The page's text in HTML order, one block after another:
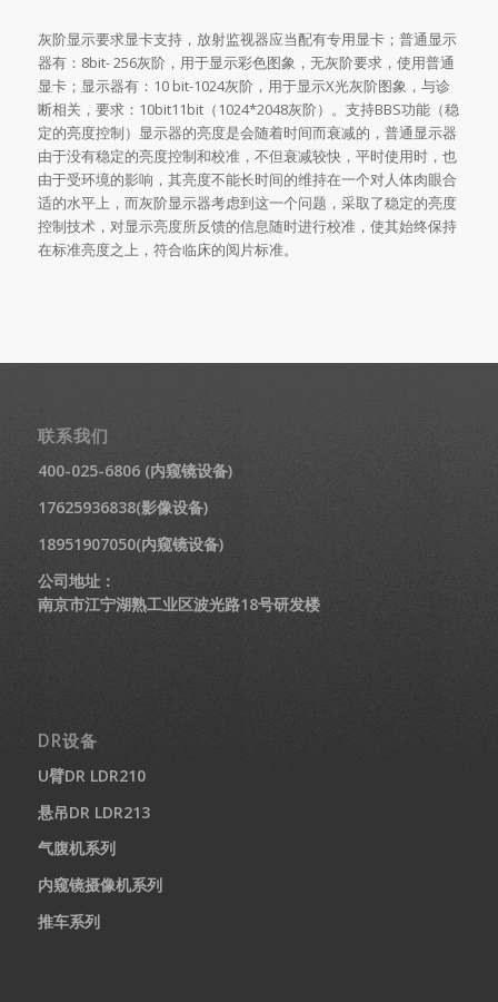
灰阶显示要求显卡支持，放射监视器应当配有专用显卡；普通显示
器有：8bit- 256灰阶，用于显示彩色图象，无灰阶要求，使用普通
显卡；显示器有：10 bit-1024灰阶，用于显示X光灰阶图象，与诊
断相关，要求：10bit11bit（1024*2048灰阶）。支持BBS功能（稳
定的亮度控制）显示器的亮度是会随着时间而衰减的，普通显示器
由于没有稳定的亮度控制和校准，不但衰减较快，平时使用时，也
由于受环境的影响，其亮度不能长时间的维持在一个对人体肉眼合
适的水平上，而灰阶显示器考虑到这一个问题，采取了稳定的亮度
控制技术，对显示亮度所反馈的信息随时进行校准，使其始终保持
在标准亮度之上，符合临床的阅片标准。
联系我们
400-025-6806 (内窥镜设备)
17625936838(影像设备)
18951907050(内窥镜设备)
公司地址：
南京市江宁湖熟工业区波光路18号研发楼
DR设备
U臂DR LDR210
悬吊DR LDR213
气腹机系列
内窥镜摄像机系列
推车系列